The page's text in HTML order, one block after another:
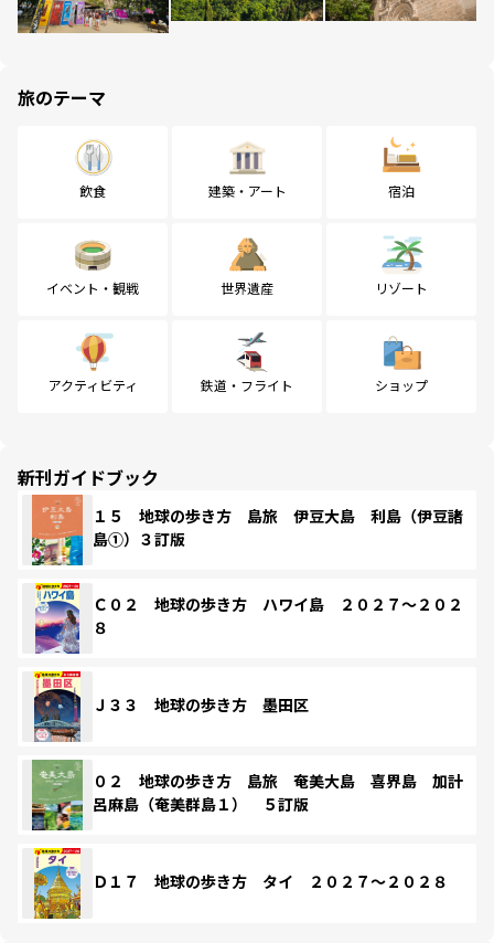
旅のテーマ
飲食 建築・アート 宿泊
イベント・観戦 世界遺産 リゾート
アクティビティ 鉄道・フライト ショップ
新刊ガイドブック
１５ 地球の歩き方 島旅 伊豆大島 利島（伊豆諸
島①）３訂版
Ｃ０２ 地球の歩き方 ハワイ島 ２０２７～２０２
８
Ｊ３３ 地球の歩き方 墨田区
０２ 地球の歩き方 島旅 奄美大島 喜界島 加計
呂麻島（奄美群島１） ５訂版
Ｄ１７ 地球の歩き方 タイ ２０２７～２０２８